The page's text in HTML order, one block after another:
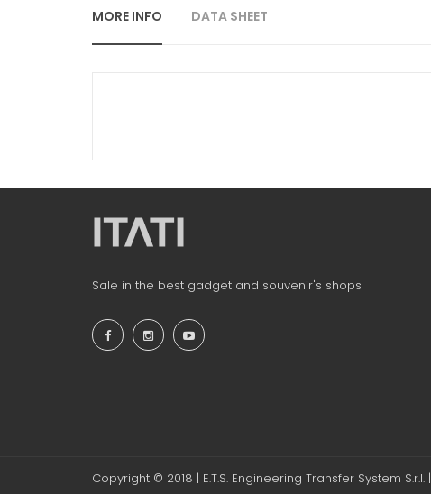
MORE INFO DATA SHEET
Sale in the best gadget and souvenir's shops
Copyright © 2018 | E.T.S. Engineering Transfer System S.r.l. |